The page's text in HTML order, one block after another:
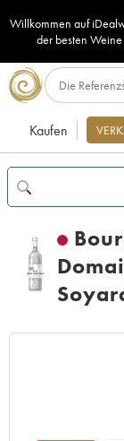
Willkommen auf
der besten
Kaufen